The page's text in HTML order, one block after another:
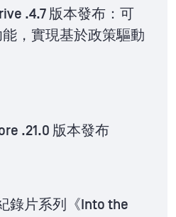
.4.7 版本發布：可
，實現基於政策驅動
.21.0 版本發布
錄片系列《Into the